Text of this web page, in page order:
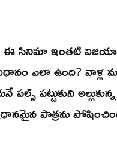
ఈ సినిమా ఇంతటి
ఎలా ఉంది? వాళ్ల
పట్టుకుని
పాత్రను